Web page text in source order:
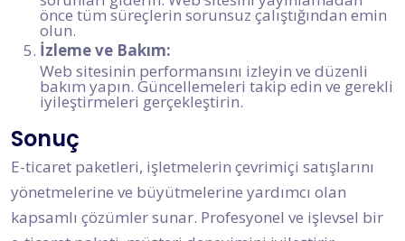
önce tüm süreçlerin sorunsuz çalıştığından emin
olun.
İzleme ve Bakım:
Web sitesinin performansını izleyin ve düzenli
bakım yapın. Güncellemeleri takip edin ve gerekli
iyileştirmeleri gerçekleştirin.
Sonuç
E-ticaret paketleri, işletmelerin çevrimiçi satışlarını
yönetmelerine ve büyütmelerine yardımcı olan
kapsamlı çözümler sunar. Profesyonel ve işlevsel bir